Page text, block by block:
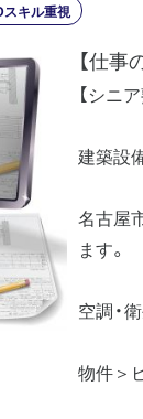
キル重視
【仕事
【シニ
建築設
名古屋
ます。
空調・
物件＞